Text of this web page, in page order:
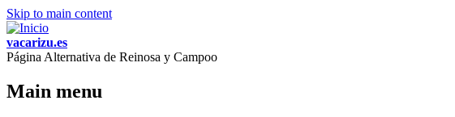
Skip to main content
vacarizu.es
Página Alternativa de Reinosa y Campoo
Main menu